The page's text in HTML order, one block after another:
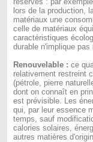
lors de la production,
matériaux une
celle de matériaux
caractéristiques
durable n'implique
Renouvelable : ce
relativement restreint
(pétrole, pierre
dont on connaît en
est prévisible. Les
qui, par leur essence
temps, sauf
calories solaires,
autres matières